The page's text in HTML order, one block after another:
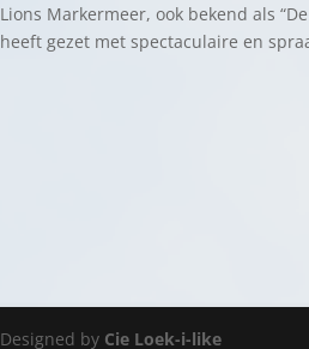
Lions Markermeer, ook bekend als
heeft gezet met spectaculaire en
Designed by Cie Loek-i-like